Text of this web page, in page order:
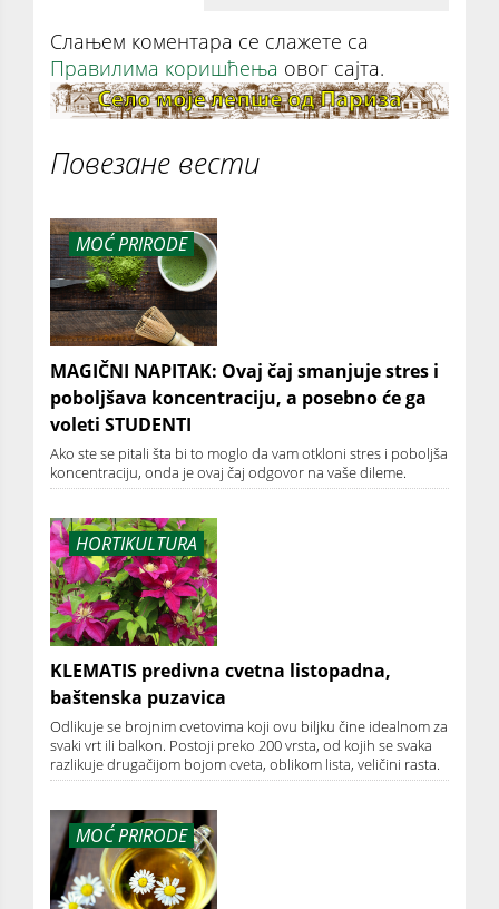
Слањем коментара се слажете са
Правилима коришћења овог сајта.
Повезане вести
MOĆ PRIRODE
MAGIČNI NAPITAK: Ovaj čaj smanjuje stres i
poboljšava koncentraciju, a posebno će ga
voleti STUDENTI
Ako ste se pitali šta bi to moglo da vam otkloni stres i poboljša
koncentraciju, onda je ovaj čaj odgovor na vaše dileme.
HORTIKULTURA
KLEMATIS predivna cvetna listopadna,
baštenska puzavica
Odlikuje se brojnim cvetovima koji ovu biljku čine idealnom za
svaki vrt ili balkon. Postoji preko 200 vrsta, od kojih se svaka
razlikuje drugačijom bojom cveta, oblikom lista, veličini rasta.
MOĆ PRIRODE